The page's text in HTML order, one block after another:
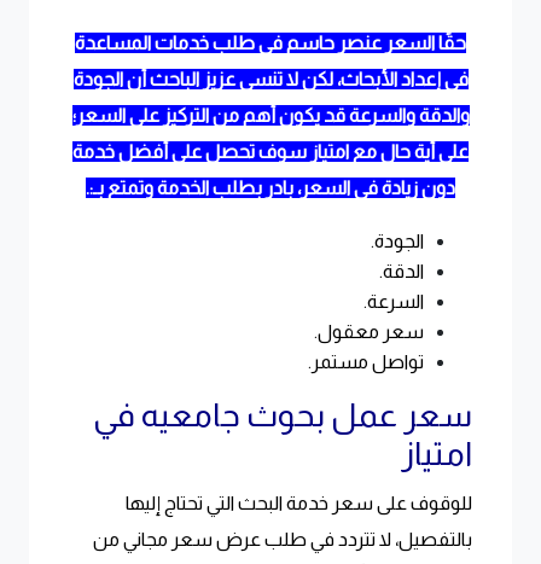
حقًا السعر عنصر حاسم في طلب خدمات المساعدة
في إعداد الأبحاث، لكن لا تنسى عزيز الباحث أن الجودة
والدقة والسرعة قد يكون أهم من التركيز على السعر؛
على أية حال مع امتياز سوف تحصل على أفضل خدمة
دون زيادة في السعر، بادر بطلب الخدمة وتمتع بـ:.
الجودة.
الدقة.
السرعة.
سعر معقول.
تواصل مستمر.
سعر عمل بحوث جامعيه في
امتياز
للوقوف على سعر خدمة البحث التي تحتاج إليها
بالتفصيل، لا تتردد في طلب عرض سعر مجاني من